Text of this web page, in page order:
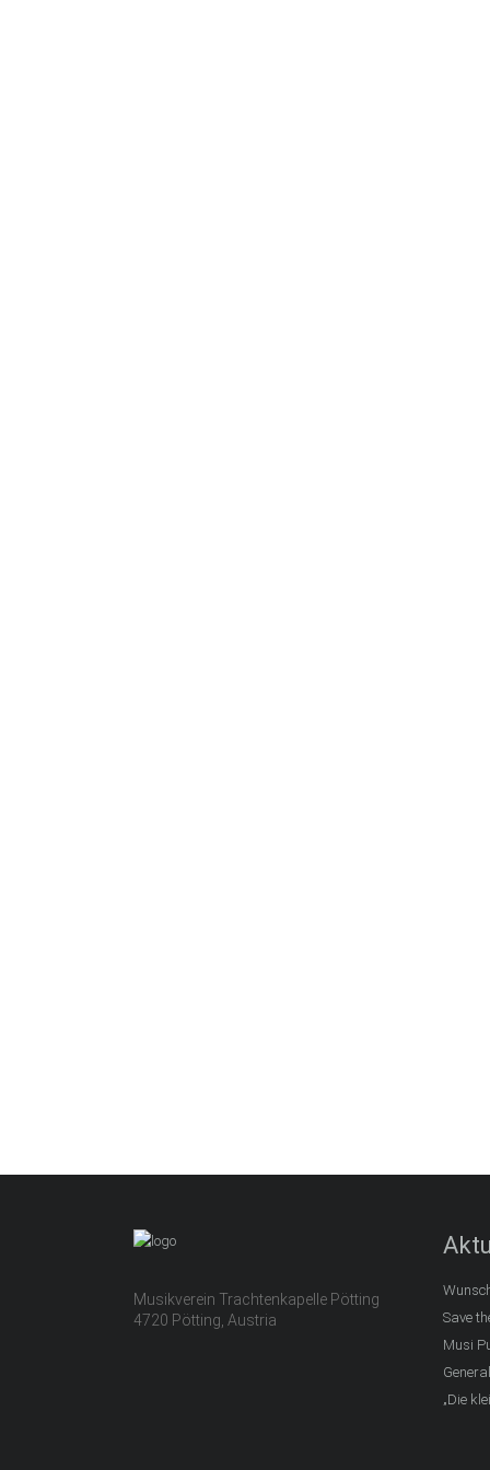
Musikverein Trachtenkapelle Pötting
4720 Pötting, Austria
Save
Musi
„Die